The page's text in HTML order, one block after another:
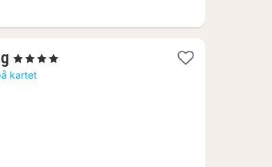
1
natt
, 4 Stjerner
kartet